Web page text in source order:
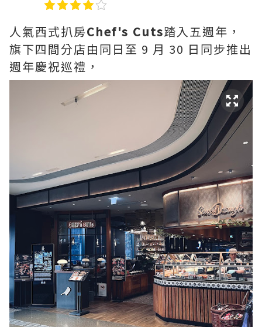
人氣西式扒房Chef's Cuts踏入五週年，
旗下四間分店由同日至 9 月 30 日同步推出
週年慶祝巡禮，